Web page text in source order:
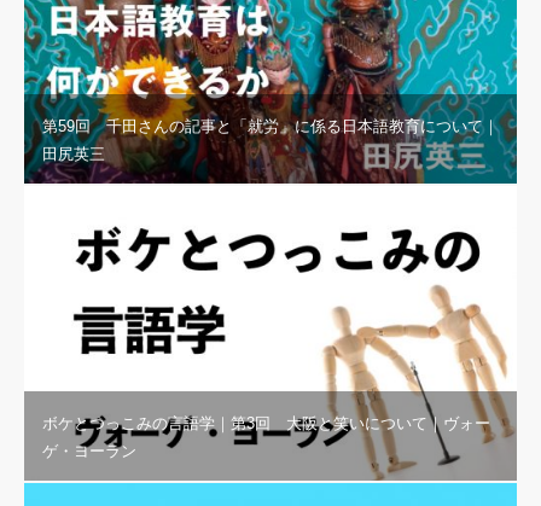
第59回 千田さんの記事と「就労」に係る日本語教育について｜
田尻英三
ボケとつっこみの言語学｜第3回 大阪と笑いについて｜ヴォー
ゲ・ヨーラン